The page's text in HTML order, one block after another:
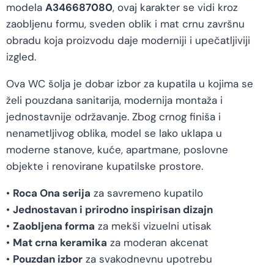
modela A346687080, ovaj karakter se vidi kroz
zaobljenu formu, sveden oblik i mat crnu završnu
obradu koja proizvodu daje moderniji i upečatljiviji
izgled.
Ova WC šolja je dobar izbor za kupatila u kojima se
želi pouzdana sanitarija, modernija montaža i
jednostavnije održavanje. Zbog crnog finiša i
nenametljivog oblika, model se lako uklapa u
moderne stanove, kuće, apartmane, poslovne
objekte i renovirane kupatilske prostore.
• Roca Ona serija za savremeno kupatilo
• Jednostavan i prirodno inspirisan dizajn
• Zaobljena forma za mekši vizuelni utisak
• Mat crna keramika za moderan akcenat
• Pouzdan izbor za svakodnevnu upotrebu